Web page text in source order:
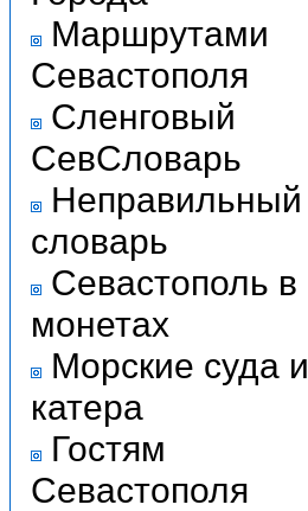
Маршрутами
Севастополя
Сленговый
СевСловарь
Неправильный
словарь
Севастополь в
монетах
Морские суда и
катера
Гостям
Севастополя